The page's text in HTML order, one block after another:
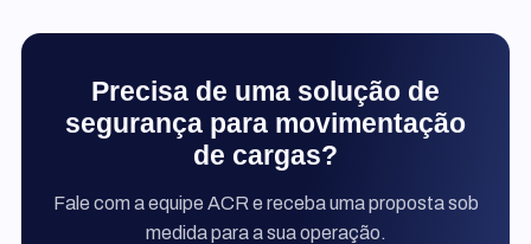
Precisa de uma solução de
segurança para movimentação
de cargas?
Fale com a equipe ACR e receba uma proposta sob
medida para a sua operação.